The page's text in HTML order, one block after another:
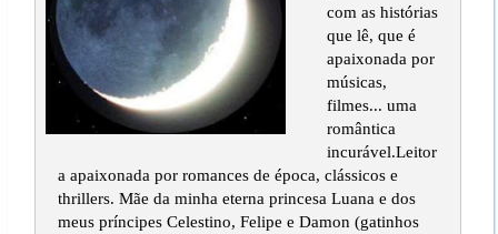
com as histórias
que lê, que é
apaixonada por
músicas,
filmes... uma
romântica
incurável.Leitor
a apaixonada por romances de época, clássicos e
thrillers. Mãe da minha eterna princesa Luana e dos
meus príncipes Celestino, Felipe e Damon (gatinhos